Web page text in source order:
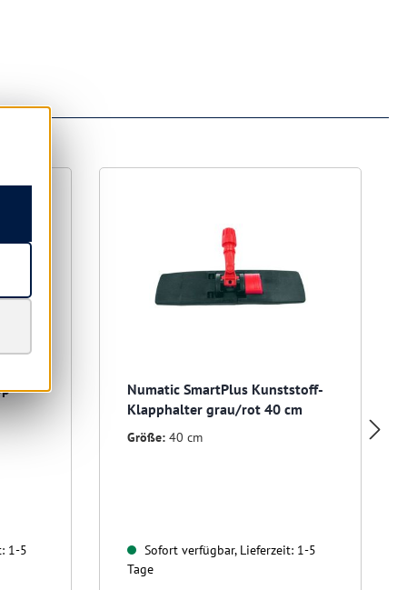
1-5
Numatic SmartPlus Kunststoff-
Klapphalter grau/rot 40 cm
Größe:40 cm
Sofort verfügbar, Lieferzeit: 1-5
Tage